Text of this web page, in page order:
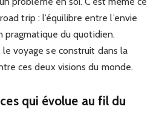
trip : l’équilibre entre l’envie
pragmatique du quotidien.
voyage se construit dans la
ces deux visions du monde.
qui évolue au fil du